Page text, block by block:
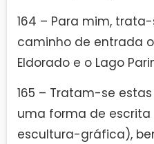
164 – Para mim,
caminho de entrada
Eldorado e o Lago
165 – Tratam-se
uma forma de
escultura-gráfica),